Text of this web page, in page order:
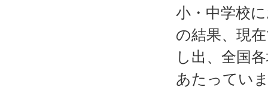
小・中学校
の結果、現
し出、全国
あたってい